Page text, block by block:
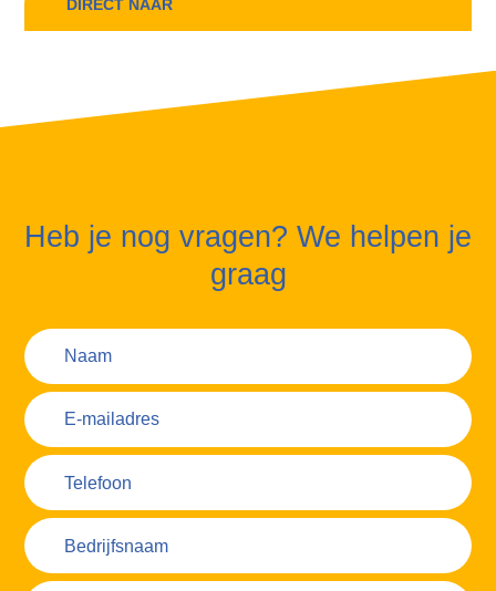
DIRECT NAAR
Heb je nog vragen? We helpen je
graag